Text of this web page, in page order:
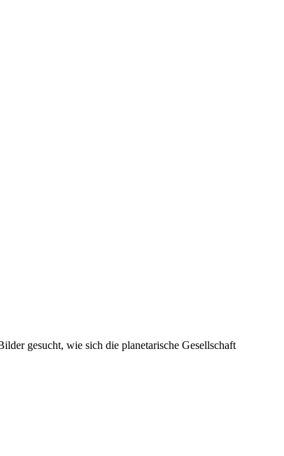
gesucht, wie sich die planetarische Gesellschaft